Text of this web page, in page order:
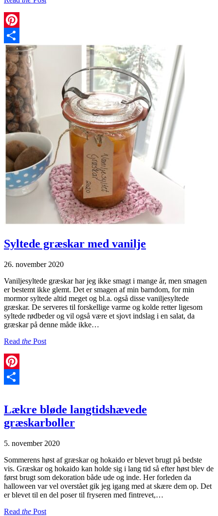
Pinterest
Share
Syltede græskar med vanilje
26. november 2020
Vaniljesyltede græskar har jeg ikke smagt i mange år, men smagen
er bestemt ikke glemt. Det er smagen af min barndom, for min
mormor syltede altid meget og bl.a. også disse vaniljesyltede
græskar. De serveres til forskellige varme og kolde retter ligesom
syltede rødbeder og vil også være et sjovt indslag i en salat, da
græskar på denne måde ikke…
Read the Post
Pinterest
Lækre bløde langtidshævede
græskarboller
5. november 2020
Sommerens høst af græskar og hokaido er blevet brugt på bedste
vis. Græskar og hokaido kan holde sig i lang tid så efter høst blev de
først brugt som dekoration både ude og inde. Her forleden da
halloween var vel overstået gik jeg igang med at skære dem op. Det
er blevet til en del poser til fryseren med fintrevet,…
Read the Post